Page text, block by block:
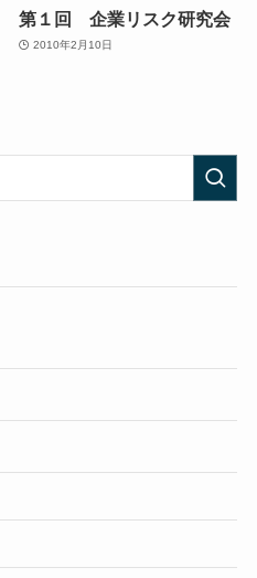
第１回 企業リスク研究会
2010年2月10日